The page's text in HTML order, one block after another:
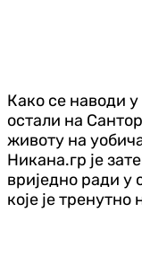
Како се наводи у
остали на
животу на
Никана.гр је
вриједно ради у
које је тренутно